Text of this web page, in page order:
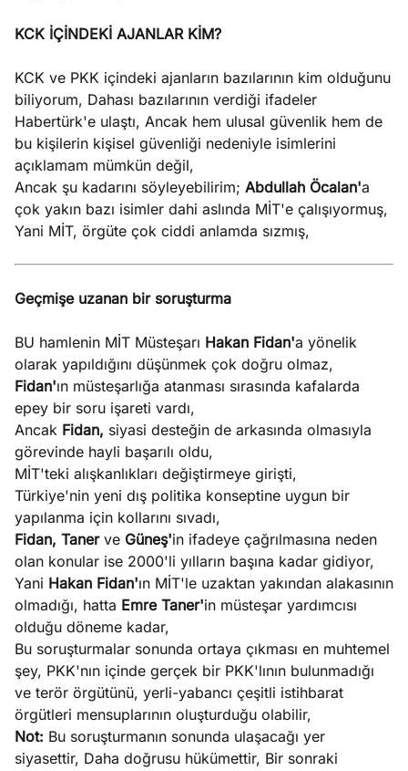
KCK İÇİNDEKİ AJANLAR KİM?
KCK ve PKK içindeki ajanların bazılarının kim olduğunu
biliyorum, Dahası bazılarının verdiği ifadeler
Habertürk'e ulaştı, Ancak hem ulusal güvenlik hem de
bu kişilerin kişisel güvenliği nedeniyle isimlerini
açıklamam mümkün değil,
Ancak şu kadarını söyleyebilirim; Abdullah Öcalan'a
çok yakın bazı isimler dahi aslında MİT'e çalışıyormuş,
Yani MİT, örgüte çok ciddi anlamda sızmış,
Geçmişe uzanan bir soruşturma
BU hamlenin MİT Müsteşarı Hakan Fidan'a yönelik
olarak yapıldığını düşünmek çok doğru olmaz,
Fidan'ın müsteşarlığa atanması sırasında kafalarda
epey bir soru işareti vardı,
Ancak Fidan, siyasi desteğin de arkasında olmasıyla
görevinde hayli başarılı oldu,
MİT'teki alışkanlıkları değiştirmeye girişti,
Türkiye'nin yeni dış politika konseptine uygun bir
yapılanma için kollarını sıvadı,
Fidan, Taner ve Güneş'in ifadeye çağrılmasına neden
olan konular ise 2000'li yılların başına kadar gidiyor,
Yani Hakan Fidan'ın MİT'le uzaktan yakından alakasının
olmadığı, hatta Emre Taner'in müsteşar yardımcısı
olduğu döneme kadar,
Bu soruşturmalar sonunda ortaya çıkması en muhtemel
şey, PKK'nın içinde gerçek bir PKK'lının bulunmadığı
ve terör örgütünü, yerli-yabancı çeşitli istihbarat
örgütleri mensuplarının oluşturduğu olabilir,
Not: Bu soruşturmanın sonunda ulaşacağı yer
siyasettir, Daha doğrusu hükümettir, Bir sonraki